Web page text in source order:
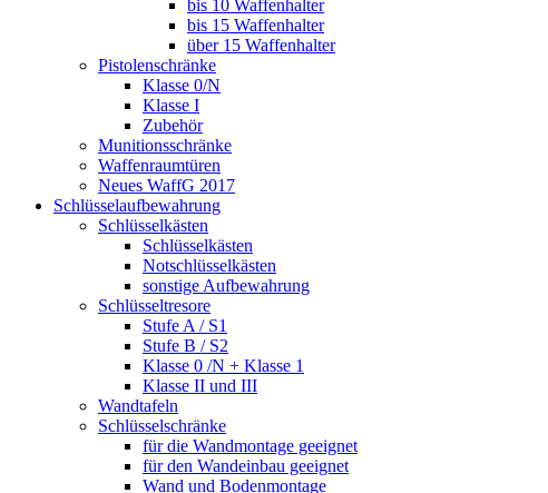
bis 10 Waffenhalter
bis 15 Waffenhalter
über 15 Waffenhalter
Pistolenschränke
Klasse 0/N
Klasse I
Zubehör
Munitionsschränke
Waffenraumtüren
Neues WaffG 2017
Schlüsselaufbewahrung
Schlüsselkästen
Schlüsselkästen
Notschlüsselkästen
sonstige Aufbewahrung
Schlüsseltresore
Stufe A / S1
Stufe B / S2
Klasse 0 /N + Klasse 1
Klasse II und III
Wandtafeln
Schlüsselschränke
für die Wandmontage geeignet
für den Wandeinbau geeignet
Wand und Bodenmontage